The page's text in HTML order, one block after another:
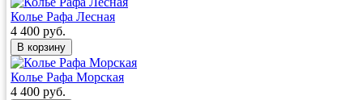
Колье Рафа Лесная
4 400 руб.
Колье Рафа Морская
4 400 руб.